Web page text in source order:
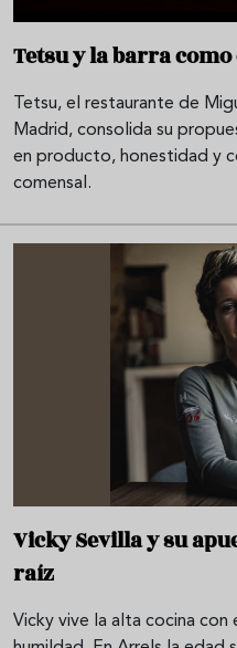
Tetsu y la barra
Tetsu, el restaurante de
Madrid, consolida su
en producto, honestidad y
comensal.
Vicky Sevilla y su
raíz
Vicky vive la alta cocina